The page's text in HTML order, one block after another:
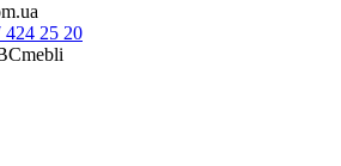
424 25 20